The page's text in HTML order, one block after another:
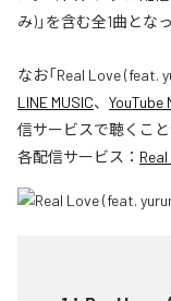
み)」を含む全1曲とな
なお「Real Love (feat.
LINE MUSIC、 YouTube
信サービスで聴くこと
各配信サービス：